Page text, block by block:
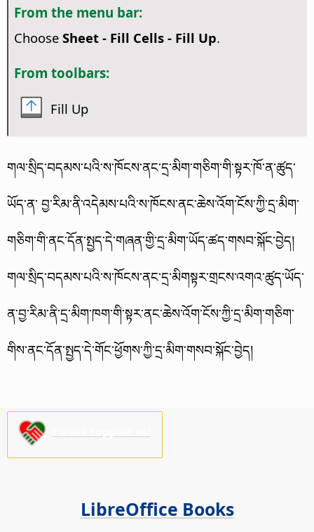
From the menu bar:
Choose Sheet - Fill Cells - Fill Up.
From toolbars:
Fill Up
གལ་སྲིད་བདམས་པའི་ས་ཁོངས་ནང་དྲ་མིག་གཅིག་གི་སྟར་ཁོ་ན་ཚུད་
ཡོད་ན་ བྱ་རིམ་ནི་འདེམས་པའི་ས་ཁོངས་ནང་ཆེས་འོག་ངོས་ཀྱི་དྲ་མིག་
གཅིག་གི་ནང་དོན་སྤྱད་དེ་གཞན་གྱི་དྲ་མིག་ཡོད་ཚད་གསབ་སྐོང་བྱེད།
གལ་སྲིད་བདམས་པའི་ས་ཁོངས་ནང་དྲ་མིགསྟར་གྲངས་འགའ་ཚུད་ཡོད་
ན་བྱ་རིམ་ནི་དྲ་མིག་ཁག་གི་སྟར་ནང་ཆེས་འོག་ངོས་ཀྱི་དྲ་མིག་གཅིག་
གིས་ནང་དོན་སྤྱད་དེ་གོང་ཕྱོགས་ཀྱི་དྲ་མིག་གསབ་སྐོང་བྱེད།
LibreOffice Books